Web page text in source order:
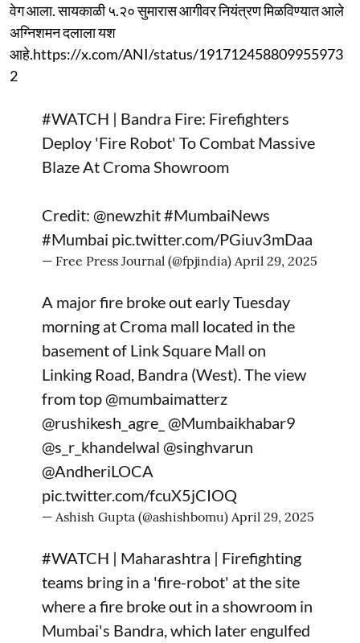
वेग आला. सायकाळी ५.२० सुमारास आगीवर नियंत्रण मिळविण्यात आले
अग्निशमन दलाला यश
आहे.https://x.com/ANI/status/191712458809955973
2
#WATCH | Bandra Fire: Firefighters
Deploy 'Fire Robot' To Combat Massive
Blaze At Croma Showroom
Credit: @newzhit#MumbaiNews
#Mumbai pic.twitter.com/PGiuv3mDaa
— Free Press Journal (@fpjindia) April 29, 2025
A major fire broke out early Tuesday
morning at Croma mall located in the
basement of Link Square Mall on
Linking Road, Bandra (West). The view
from top@mumbaimatterz
@rushikesh_agre_ @Mumbaikhabar9
@s_r_khandelwal @singhvarun
@AndheriLOCA
pic.twitter.com/fcuX5jCIOQ
— Ashish Gupta (@ashishbomu) April 29, 2025
#WATCH | Maharashtra | Firefighting
teams bring in a 'fire-robot' at the site
where a fire broke out in a showroom in
Mumbai's Bandra, which later engulfed